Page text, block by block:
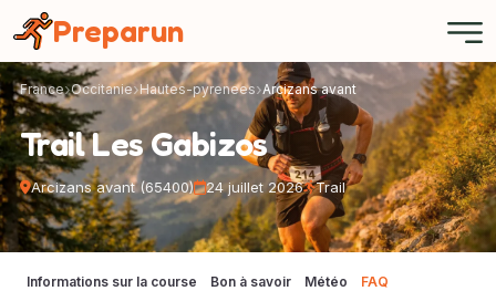
Preparun
France Occitanie Hautes-pyrenees Arcizans avant
Trail Les Gabizos
Arcizans avant (65400) 24 juillet 2026 Trail
Informations sur la course Bon à savoir Météo FAQ
Panneau de gestion des cookies